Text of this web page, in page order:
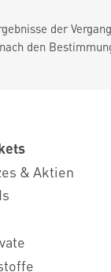
der
den
& Aktien